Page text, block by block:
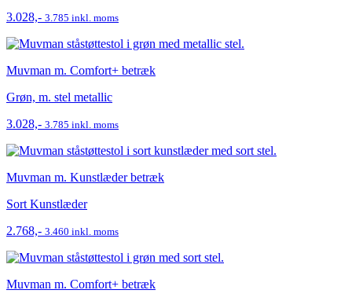
3.028,- 3.785 inkl. moms
Muvman m. Comfort+ betræk
Grøn, m. stel metallic
3.028,- 3.785 inkl. moms
Muvman m. Kunstlæder betræk
Sort Kunstlæder
2.768,- 3.460 inkl. moms
Muvman m. Comfort+ betræk